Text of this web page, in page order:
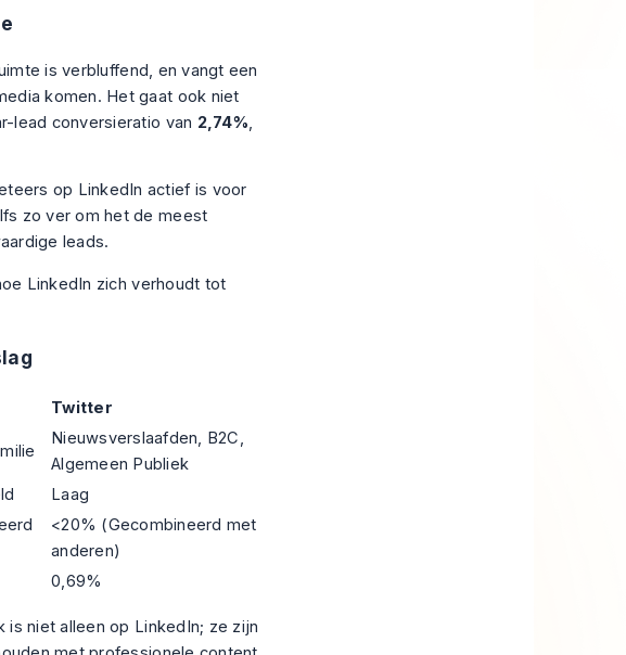
is verbluffend, en vangt een
komen. Het gaat ook niet
lead conversieratio van 2,74%,
op LinkedIn actief is voor
zo ver om het de meest
leads.
LinkedIn zich verhoudt tot
Twitter
Nieuwsverslaafden, B2C,
Algemeen Publiek
Laag
<20% (Gecombineerd met
anderen)
0,69%
is niet alleenop LinkedIn; ze zijn